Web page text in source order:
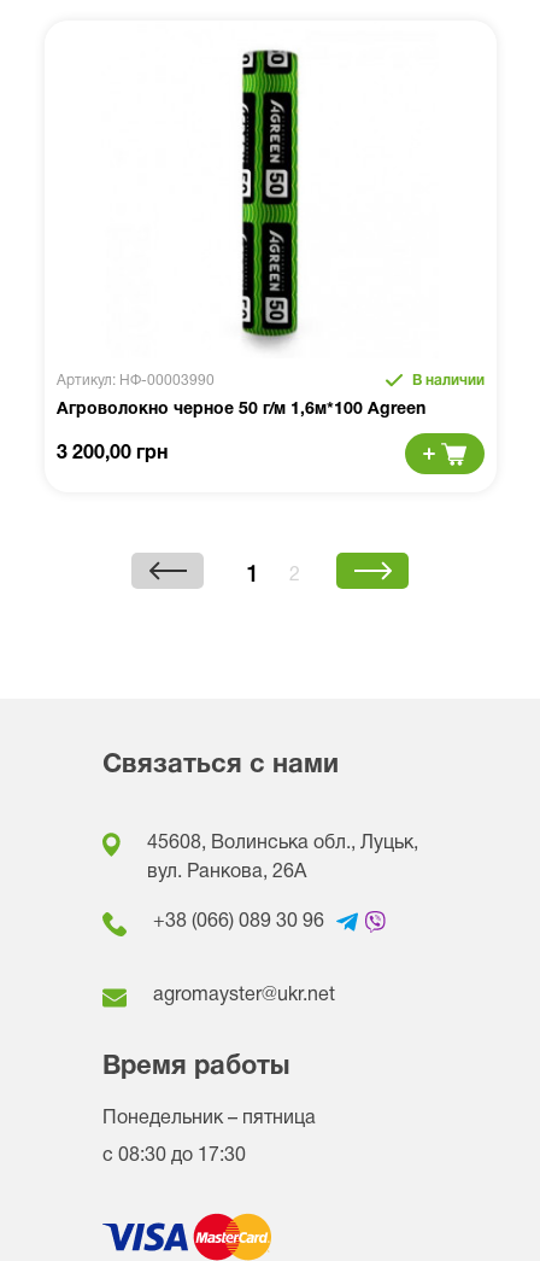
Артикул: НФ-00003990 В наличии
Агроволокно черное 50 г/м 1,6м*100 Agreen
3 200,00 грн
1 2
Связаться с нами
45608, Волинська обл., Луцьк,
вул. Ранкова, 26A
+38 (066) 089 30 96
agromayster@ukr.net
Время работы
Понедельник – пятница
с 08:30 до 17:30